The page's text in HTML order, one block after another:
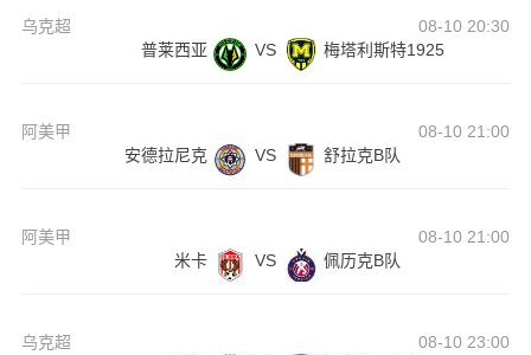
乌克超
08-10 20:30
普莱西亚
VS 梅塔利斯特1925
阿美甲
08-10 21:00
安德拉尼克
VS 舒拉克B队
阿美甲
08-10 21:00
米卡
VS 佩历克B队
乌克超
08-10 23:00